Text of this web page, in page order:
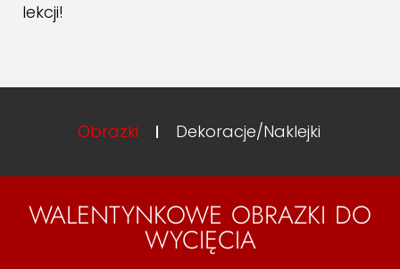
lekcji!
Obrazki Dekoracje/Naklejki
WALENTYNKOWE OBRAZKI DO
WYCIĘCIA